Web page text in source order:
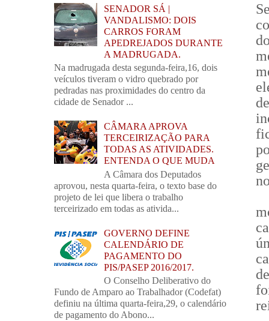
SENADOR SÁ |
VANDALISMO: DOIS
CARROS FORAM
APEDREJADOS DURANTE
A MADRUGADA.
Na madrugada desta segunda-feira,16, dois
veículos tiveram o vidro quebrado por
pedradas nas proximidades do centro da
cidade de Senador ...
CÂMARA APROVA
TERCEIRIZAÇÃO PARA
TODAS AS ATIVIDADES.
ENTENDA O QUE MUDA
A Câmara dos Deputados
aprovou, nesta quarta-feira, o texto base do
projeto de lei que libera o trabalho
terceirizado em todas as ativida...
GOVERNO DEFINE
CALENDÁRIO DE
PAGAMENTO DO
PIS/PASEP 2016/2017.
O Conselho Deliberativo do
Fundo de Amparo ao Trabalhador (Codefat)
definiu na última quarta-feira,29, o calendário
de pagamento do Abono...